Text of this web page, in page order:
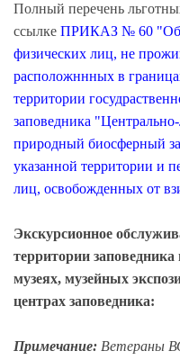
Полный перечень
ссылке ПРИКАЗ № 60 "Об
физических лиц, не
расположннных в
территории
заповедника
природный биосферный
указанной территории и
лиц, освобожденных от
Экскурсионное
территории
музеях, музейных
центрах заповедника:
Примечание: Ветераны